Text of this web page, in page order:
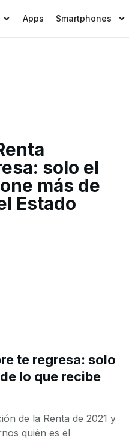
Apps Smartphones
solo el
más de
Estado
te regresa: solo
lo que recibe
de la Renta de 2021 y
quién es el